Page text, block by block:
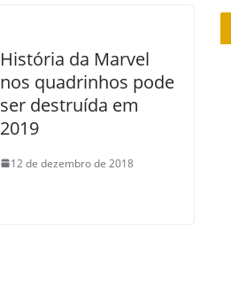
História da Marvel
nos quadrinhos pode
ser destruída em
2019
12 de dezembro de 2018